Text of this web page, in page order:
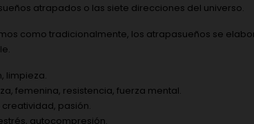
atrapados o las siete direcciones del universo.
como tradicionalmente, los atrapasueños se
limpieza.
femenina, resistencia, fuerza mental.
creatividad, pasión.
autocompresión.